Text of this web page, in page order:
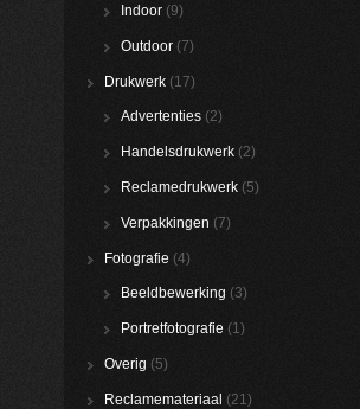
Indoor (9)
Outdoor (7)
Drukwerk (17)
Advertenties (2)
Handelsdrukwerk (2)
Reclamedrukwerk (5)
Verpakkingen (7)
Fotografie (4)
Beeldbewerking (3)
Portretfotografie (1)
Overig (5)
Reclamemateriaal (21)